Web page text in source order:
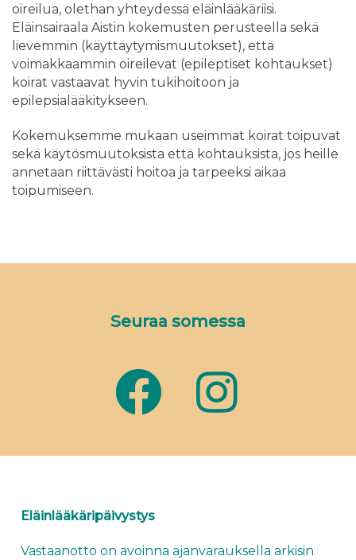
oireilua, olethan yhteydessä eläinlääkäriisi.
Eläinsairaala Aistin kokemusten perusteella sekä
lievemmin (käyttäytymismuutokset), että
voimakkaammin oireilevat (epileptiset kohtaukset)
koirat vastaavat hyvin tukihoitoon ja
epilepsialääkitykseen.
Kokemuksemme mukaan useimmat koirat toipuvat
sekä käytösmuutoksista että kohtauksista, jos heille
annetaan riittävästi hoitoa ja tarpeeksi aikaa
toipumiseen.
Seuraa somessa
Eläinlääkäripäivystys
Vastaanotto on avoinna ajanvarauksella arkisin